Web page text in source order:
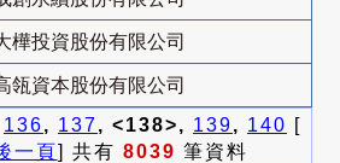
樺投資股份有限公司
瓴資本股份有限公司
136, 137, <138>, 139, 140 [
一頁] 共有 8039 筆資料